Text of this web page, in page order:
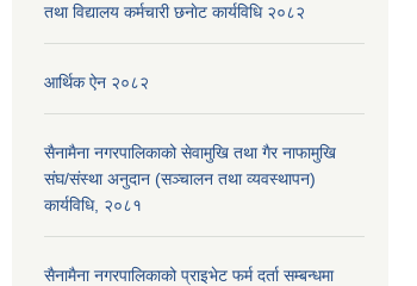
तथा विद्यालय कर्मचारी छनाेट कार्यविधि २०८२
आर्थिक ऐन २०८२
सैनामैना नगरपालिकाको सेवामुखि तथा गैर नाफामुखि
संघ/संस्था अनुदान (सञ्चालन तथा व्यवस्थापन)
कार्यविधि, २०८१
सैनामैना नगरपालिकाको प्राइभेट फर्म दर्ता सम्बन्धमा